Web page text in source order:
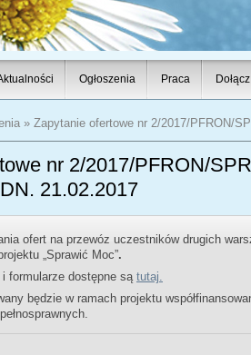
Ogłoszenia Praca
» Zapytanie ofertowe nr 2/2017/PFRON/
nr 2/2017/PFRON/
21.02.2017
ofert na przewóz uczestników drugich
„Sprawić Moc”.
i formularze dostępne są tutaj.
będzie w ramach projektu